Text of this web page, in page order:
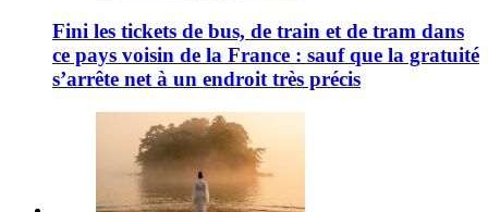
Fini les tickets de bus, de train et de tram dans
ce pays voisin de la France : sauf que la gratuité
s’arrête net à un endroit très précis